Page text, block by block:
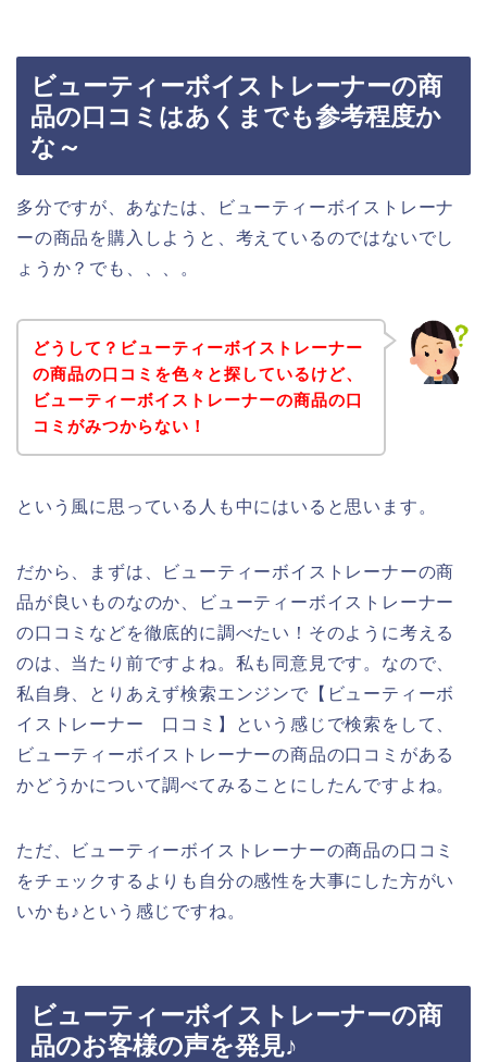
ビューティーボイストレーナーの商
品の口コミはあくまでも参考程度か
な～
多分ですが、あなたは、ビューティーボイストレーナ
ーの商品を購入しようと、考えているのではないでし
ょうか？でも、、、。
どうして？ビューティーボイストレーナー
の商品の口コミを色々と探しているけど、
ビューティーボイストレーナーの商品の口
コミがみつからない！
という風に思っている人も中にはいると思います。
だから、まずは、ビューティーボイストレーナーの商
品が良いものなのか、ビューティーボイストレーナー
の口コミなどを徹底的に調べたい！そのように考える
のは、当たり前ですよね。私も同意見です。なので、
私自身、とりあえず検索エンジンで【ビューティーボ
イストレーナー 口コミ】という感じで検索をして、
ビューティーボイストレーナーの商品の口コミがある
かどうかについて調べてみることにしたんですよね。
ただ、ビューティーボイストレーナーの商品の口コミ
をチェックするよりも自分の感性を大事にした方がい
いかも♪という感じですね。
ビューティーボイストレーナーの商
品のお客様の声を発見♪